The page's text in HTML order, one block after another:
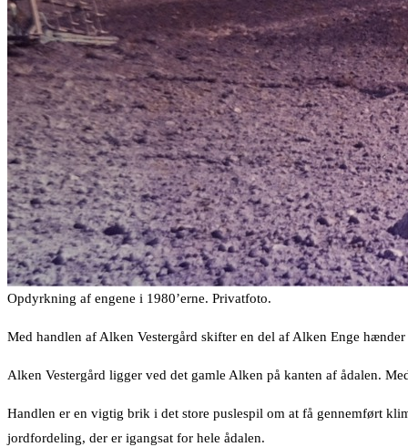
Opdyrkning af engene i 1980’erne. Privatfoto.
Med handlen af Alken Vestergård skifter en del af Alken Enge
Alken Vestergård ligger ved det gamle Alken på kanten af ådalen.
Handlen er en vigtig brik i det store puslespil om at få gennemført
jordfordeling, der er igangsat for hele ådalen.